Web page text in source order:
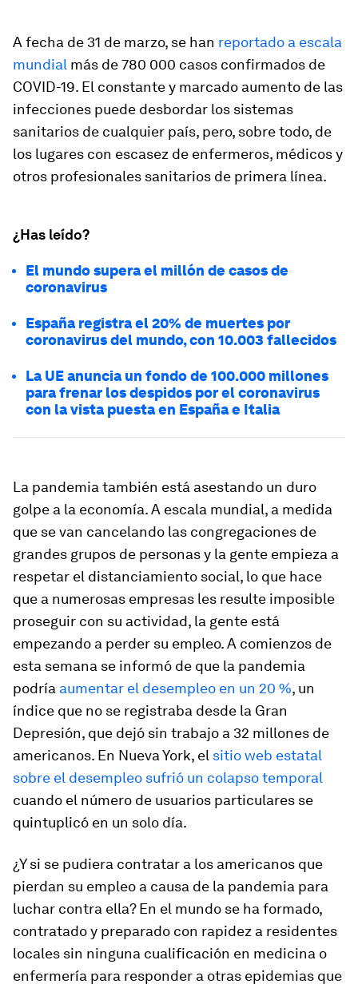
A fecha de 31 de marzo, se han reportado a escala
mundial más de 780 000 casos confirmados de
COVID-19. El constante y marcado aumento de las
infecciones puede desbordar los sistemas
sanitarios de cualquier país, pero, sobre todo, de
los lugares con escasez de enfermeros, médicos y
otros profesionales sanitarios de primera línea.
¿Has leído?
El mundo supera el millón de casos de
coronavirus
España registra el 20% de muertes por
coronavirus del mundo, con 10.003 fallecidos
La UE anuncia un fondo de 100.000 millones
para frenar los despidos por el coronavirus
con la vista puesta en España e Italia
La pandemia también está asestando un duro
golpe a la economía. A escala mundial, a medida
que se van cancelando las congregaciones de
grandes grupos de personas y la gente empieza a
respetar el distanciamiento social, lo que hace
que a numerosas empresas les resulte imposible
proseguir con su actividad, la gente está
empezando a perder su empleo. A comienzos de
esta semana se informó de que la pandemia
podría aumentar el desempleo en un 20 %, un
índice que no se registraba desde la Gran
Depresión, que dejó sin trabajo a 32 millones de
americanos. En Nueva York, el sitio web estatal
sobre el desempleo sufrió un colapso temporal
cuando el número de usuarios particulares se
quintuplicó en un solo día.
¿Y si se pudiera contratar a los americanos que
pierdan su empleo a causa de la pandemia para
luchar contra ella? En el mundo se ha formado,
contratado y preparado con rapidez a residentes
locales sin ninguna cualificación en medicina o
enfermería para responder a otras epidemias que